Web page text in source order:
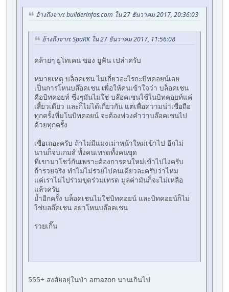
อ้างถึงจาก: builderinfos.com ใน 27 ธันวาคม 2017, 20:36:03
อ้างถึงจาก: SpaRK ใน 27 ธันวาคม 2017, 11:56:08
คล้ายๆ ยูโทเคน ของ ยูฟัน เปล่าครับ
หมายเหตุ บล็อคเชน ไม่เกี่ยวอะไรกะบิทคอยน์เลย
เป็นการโหนบล๊อคเชน เพื่อให้คนเข้าใจว่า บล็อคเชน
คือบิทคอยท์ ซึ่งๆมันไม่ใช่ บล๊อคเชนใช้ในบิทคอยท์แค่
เสี้ยวเดียว และก็ไม่ได้เกี่ยวกัน แต่เพื่อความน่าเชื่อถือ
ทุกครั้งที่มโนบิทคอยน์ จะต้องพ่วงคำว่าบล๊อคเชนไป
ด้วยทุกครั้ง
เชื่อเถอะครับ ถ้าไม่มีแมงเม่าหน้าใหม่เข้าไป อีกไม่
นานก็จบเกมส์ ทั้งคนเทรดทั้งคนขุด
ที่เขามาโชว์กันเพราะต้องการคนใหม่เข้าไปไงครับ
ถ้ารวยจริง ทำไมไม่รวยไปคนเดียวละครับว่าไหม
แค่เราไม่ไปร่วมขุดร่วมเทรด มูลค่ามันก็จะไม่เหลือ
แล้วครับ
ย้ำอีกครั้ง บล็อคเชนไม่ใช่บิทคอยน์ และบิทคอยน์ก็ไม่
ใช่บลอ๊คเชน อย่าโหนบล๊อคเชน
รวยเกิ๊น
555+ สงสัยอยุ่ในป่า amazon นานเกินไป